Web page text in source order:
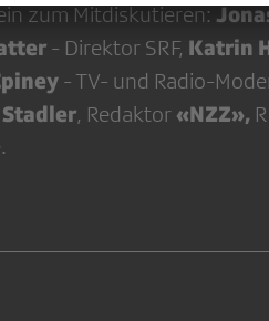
zum Mitdiskutieren:
- Direktor SRF, Katrin
- TV- und Radio-
, Redaktor «NZZ»,